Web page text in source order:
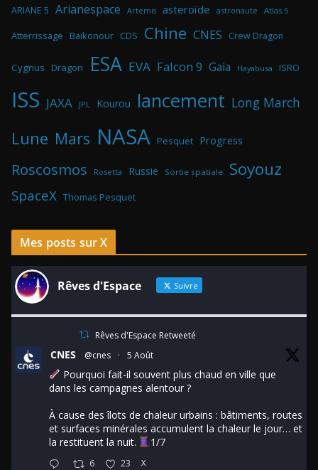
ARIANE 5 Arianespace Artemis asteroïde astronaute Atlas 5
Atterrissage Baikonour CDS Chine CNES Crew Dragon
Cygnus Dragon ESA EVA Falcon 9 Gaia Hayabusa ISRO
ISS JAXA JPL Kourou lancement Long March
Lune Mars NASA Pesquet Progress
Roscosmos Rosetta Russie Sortie spatiale Soyouz
SpaceX Thomas Pesquet
Mes posts sur X
Rêves d'Espace Suivre
Rêves d'Espace Retweeté
CNES @cnes · 5 Août
Pourquoi fait-il souvent plus chaud en ville que
dans les campagnes alentour ?
À cause des îlots de chaleur urbains : bâtiments, routes
et surfaces minérales accumulent la chaleur le jour… et
la restituent la nuit.
1/7
6 23 X